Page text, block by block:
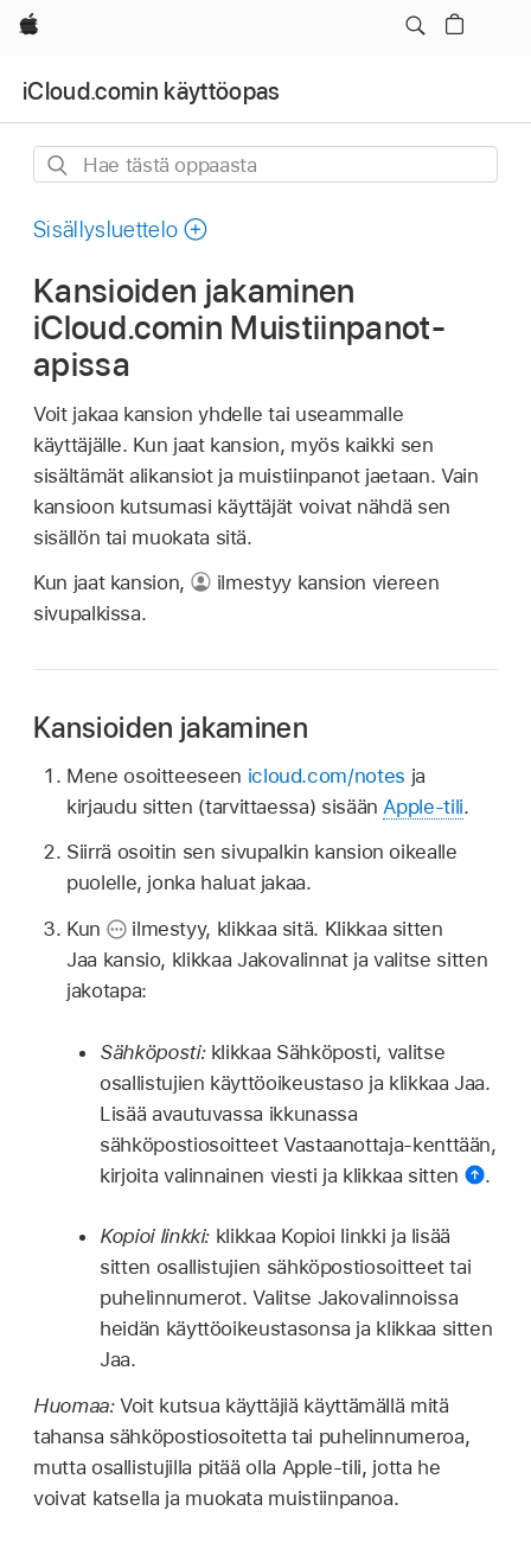
Apple
iCloud.comin käyttöopas
Hae
oppaasta
Sisällysluettelo
Kansioiden jakaminen
iCloud.comin Muistiinpanot-
apissa
Voit jakaa kansion yhdelle tai useammalle
käyttäjälle. Kun jaat kansion, myös kaikki sen
sisältämät alikansiot ja muistiinpanot jaetaan. Vain
kansioon kutsumasi käyttäjät voivat nähdä sen
sisällön tai muokata sitä.
Kun jaat kansion,
ilmestyy kansion viereen
sivupalkissa.
Kansioiden jakaminen
Mene osoitteeseen icloud.com/notes ja
kirjaudu sitten (tarvittaessa) sisään Apple-tili.
Siirrä osoitin sen sivupalkin kansion oikealle
puolelle, jonka haluat jakaa.
Kun
ilmestyy, klikkaa sitä. Klikkaa sitten
Jaa kansio, klikkaa Jakovalinnat ja valitse sitten
jakotapa:
Sähköposti: klikkaa Sähköposti, valitse
osallistujien käyttöoikeustaso ja klikkaa Jaa.
Lisää avautuvassa ikkunassa
sähköpostiosoitteet Vastaanottaja-kenttään,
kirjoita valinnainen viesti ja klikkaa sitten
.
Kopioi linkki: klikkaa Kopioi linkki ja lisää
sitten osallistujien sähköpostiosoitteet tai
puhelinnumerot. Valitse Jakovalinnoissa
heidän käyttöoikeustasonsa ja klikkaa sitten
Jaa.
Huomaa:Voit kutsua käyttäjiä käyttämällä mitä
tahansa sähköpostiosoitetta tai puhelinnumeroa,
mutta osallistujilla pitää olla Apple-tili, jotta he
voivat katsella ja muokata muistiinpanoa.